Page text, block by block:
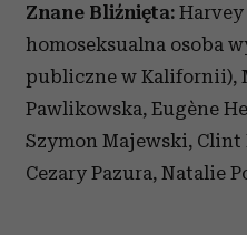
Znane Bliźnięta:
homoseksualna osoba
publiczne w Kalifornii),
Pawlikowska, Eugène
Szymon Majewski,
Cezary Pazura, Natalie